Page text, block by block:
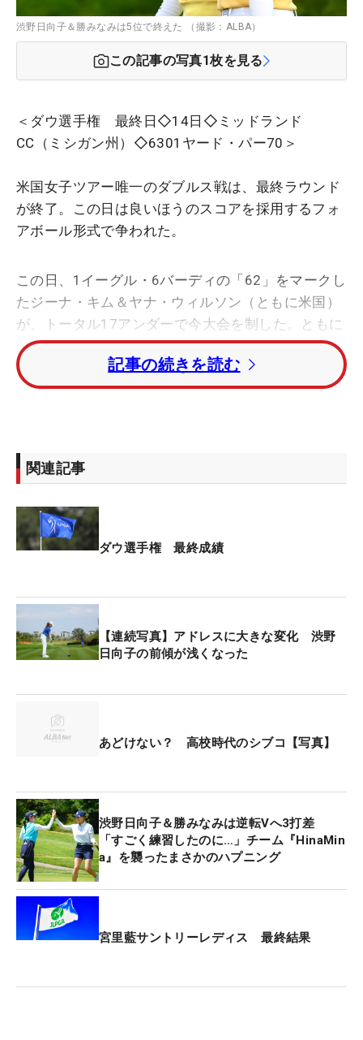
渋野日向子＆勝みなみは5位で終えた （撮影：ALBA）
この記事の写真1枚を見る
＜ダウ選手権 最終日◇14日◇ミッドランド
CC（ミシガン州）◇6301ヤード・パー70＞
米国女子ツアー唯一のダブルス戦は、最終ラウンド
が終了。この日は良いほうのスコアを採用するフォ
アボール形式で争われた。
この日、1イーグル・6バーディの「62」をマークし
たジーナ・キム＆ヤナ・ウィルソン（ともに米国）
が、トータル17アンダーで今大会を制した。ともに
米ツアー初優勝。トータル15アンダー・2位にチ
ェ・ヘジン＆キム・ヒョージュの韓国ペアが続い
た。
勝みなみのチーム『HinaMina』が、3打差4位タイで
この日を迎え、6バーディ・1ボギーの「65」をマー
を沈め両手でバンザイののち、笑顔でハイタッチを
交わしてホールアウト。トータル12アンダー・5位
古江彩佳＆西村優菜のチーム
位タイで迎え、7バーディ・ボギーなしの「63」で
プレー。最終18番では古江がバーディを奪い、ガッ
で終えた。
岩井明愛＆岩井千怜の姉妹チーム『Aki＆Chizzy』も
7位タイでフィニッシュ。
（韓国）とのペアで、トータル8アンダー・17位タ
イで大会を終えた。
賞金総額は330万ドル（約5億2400万円）。優勝ペ
アには40万2691ドル（約6400万円）がそれぞれに
贈られた。
記事の続きを読む
関連記事
ダウ選手権 最終成績
【連続写真】アドレスに大きな変化 渋野
日向子の前傾が浅くなった
あどけない？ 高校時代のシブコ【写真】
渋野日向子＆勝みなみは逆転Vへ3打差
「すごく練習したのに…」チーム『HinaMin
a』を襲ったまさかのハプニング
宮里藍サントリーレディス 最終結果